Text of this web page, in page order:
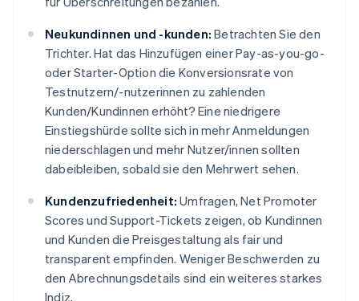
Neukundinnen und -kunden: Betrachten Sie den
Trichter. Hat das Hinzufügen einer Pay-as-you-go-
oder Starter-Option die Konversionsrate von
Testnutzern/-nutzerinnen zu zahlenden
Kunden/Kundinnen erhöht? Eine niedrigere
Einstiegshürde sollte sich in mehr Anmeldungen
niederschlagen und mehr Nutzer/innen sollten
dabeibleiben, sobald sie den Mehrwert sehen.
Kundenzufriedenheit: Umfragen, Net Promoter
Scores und Support-Tickets zeigen, ob Kundinnen
und Kunden die Preisgestaltung als fair und
transparent empfinden. Weniger Beschwerden zu
den Abrechnungsdetails sind ein weiteres starkes
Indiz.